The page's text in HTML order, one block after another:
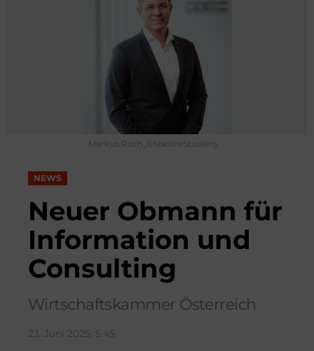
Markus Roth_©NadineStudeny
NEWS
Neuer Obmann für
Information und
Consulting
Wirtschaftskammer Österreich
23. Juni 2025, 5:45